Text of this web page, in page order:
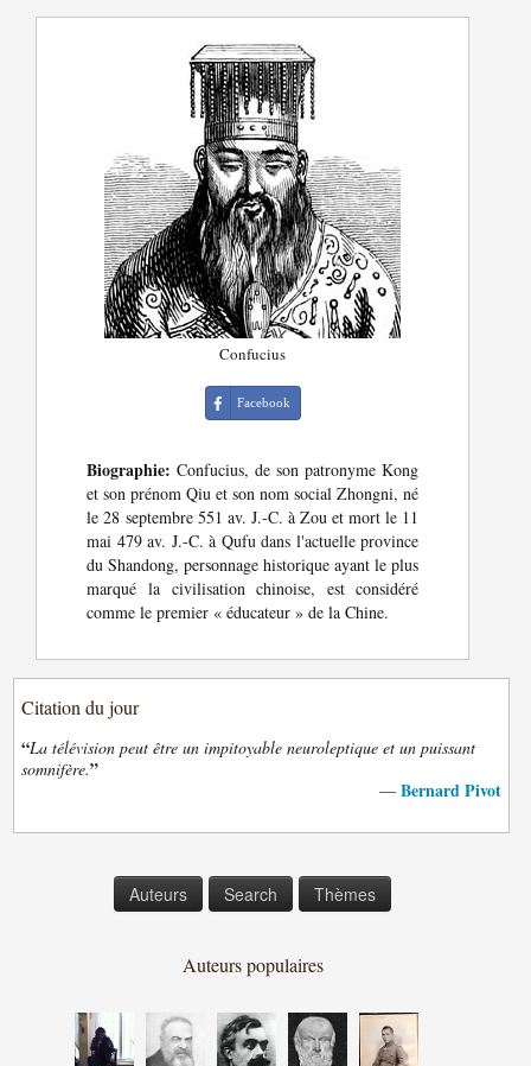
Confucius
Facebook
Biographie: Confucius, de son patronyme Kong
et son prénom Qiu et son nom social Zhongni, né
le 28 septembre 551 av. J.-C. à Zou et mort le 11
mai 479 av. J.-C. à Qufu dans l'actuelle province
du Shandong, personnage historique ayant le plus
marqué la civilisation chinoise, est considéré
comme le premier « éducateur » de la Chine.
Citation du jour
“La télévision peut être un impitoyable neuroleptique et un puissant
somnifère.”
— Bernard Pivot
Auteurs Search Thèmes
Auteurs populaires